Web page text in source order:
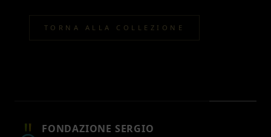
TORNA ALLA COLLEZIONE
FONDAZIONE SERGIO